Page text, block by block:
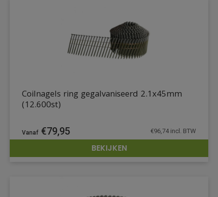
DETAILS
Coilnagels ring gegalvaniseerd 2.1x45mm
(12.600st)
€79,95 €96,74 incl. BTW
BEKIJKEN